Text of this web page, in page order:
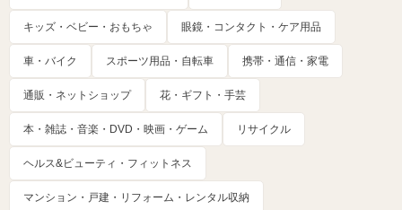
キッズ・ベビー・おもちゃ 眼鏡・コンタクト・ケア用品
車・バイク スポーツ用品・自転車 携帯・通信・家電
通販・ネットショップ 花・ギフト・手芸
本・雑誌・音楽・DVD・映画・ゲーム リサイクル
ヘルス&ビューティ・フィットネス
マンション・戸建・リフォーム・レンタル収納